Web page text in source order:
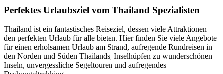
Perfektes Urlaubsziel vom Thailand Spezialisten
Thailand ist ein fantastisches Reiseziel, dessen viele Attraktionen
den perfekten Urlaub für alle bieten. Hier finden Sie viele Angebote
für einen erholsamen Urlaub am Strand, aufregende Rundreisen in
den Norden und Süden Thailands, Inselhüpfen zu wunderschönen
Inseln, unvergessliche Segeltouren und aufregendes